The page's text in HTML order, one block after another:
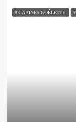
8 CABINES GOÉLETTE